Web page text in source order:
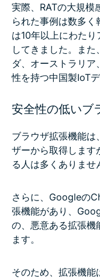
実際、RATの大規模
られた事例は数多
は10年以上にわた
してきました。ま
ダ、オーストラリ
性を持つ中国製IoT
安全性の低いブ
ブラウザ拡張機能は
ザーから取得します
る人は多くありませ
さらに、Googleの
張機能があり、
の、悪意ある拡張機
ます。
そのため、拡張機能